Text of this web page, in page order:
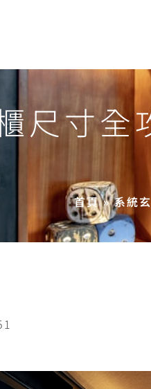
尺寸全
首頁»系統